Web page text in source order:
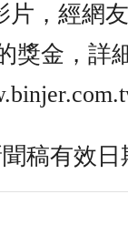
片，經網
獎金，詳
稿有效日